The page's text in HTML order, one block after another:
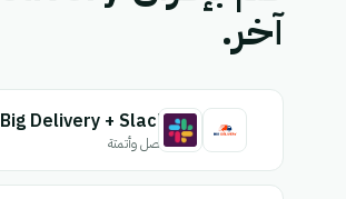
آخر.
Big Delivery + Slack
اتصل وأتمتة